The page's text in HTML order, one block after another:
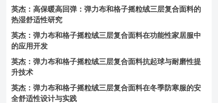
英杰：高保暖高回弹：弹力布和格子摇粒绒三层复合面料的
热湿舒适性研究
英杰：弹力布和格子摇粒绒三层复合面料在功能性家居服中
的应用开发
英杰：弹力布和格子摇粒绒三层复合面料抗起球与耐磨性提
升技术
英杰：弹力布和格子摇粒绒三层复合面料在冬季防寒服的安
全舒适性设计与实践